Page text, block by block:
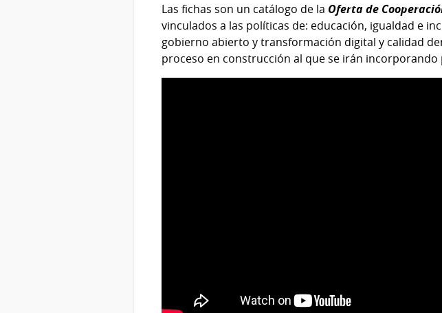
Las fichas son un catálogo de la Oferta de
vinculados a las políticas de: educación, igualdad e
gobierno abierto y transformación digital y calidad
proceso en construcción al que se irán